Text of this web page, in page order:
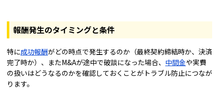
報酬発生のタイミングと条件
特に成功報酬がどの時点で発生するのか（最終契約締結時か、決済
完了時か）、またM&Aが途中で破談になった場合、 中間金や実費
の扱いはどうなるのかを確認しておくことがトラブル防止につなが
ります。